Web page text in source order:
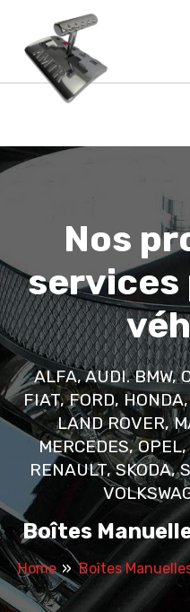
Nos
services
ALFA, AUDI. BMW,
FIAT, FORD,
LAND ROVER,
MERCEDES,
RENAULT, SKODA,
Boîtes
Home Boîtes